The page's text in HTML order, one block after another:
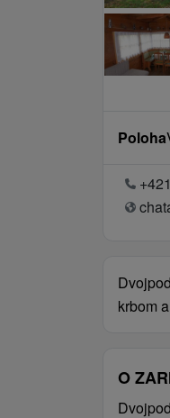
Poloha
krbom
O